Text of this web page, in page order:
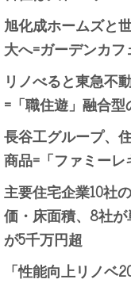
旭化成ホームズと
大へ=ガーデンカ
リノべると東急不
=「職住遊」融合
長谷工グループ、
商品=「ファミー
主要住宅企業10社
価・床面積、8社
が5千万円超
「性能向上リノベ